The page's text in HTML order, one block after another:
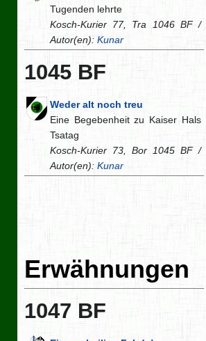
Tugenden lehrte
Kosch-Kurier 77, Tra 1046 BF /
Autor(en): Kunar
1045 BF
Weder alt noch treu
Eine Begebenheit zu Kaiser Hals
Tsatag
Kosch-Kurier 73, Bor 1045 BF /
Autor(en): Kunar
Erwähnungen
1047 BF